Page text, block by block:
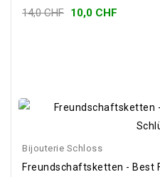
14,0 CHF 10,0 CHF
Bijouterie Schloss
Freundschaftsketten - Best